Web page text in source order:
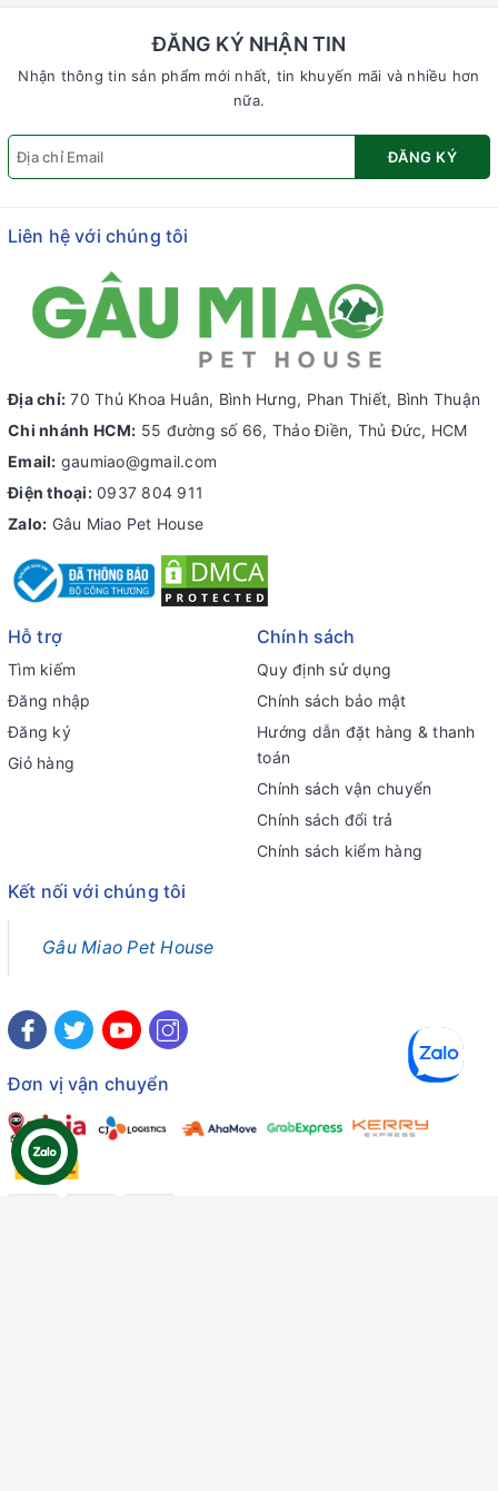
ĐĂNG KÝ NHẬN TIN
Nhận thông tin sản phẩm mới nhất, tin khuyến mãi và nhiều hơn
nữa.
ĐĂNG KÝ
Liên hệ với chúng tôi
Địa chỉ: 70 Thủ Khoa Huân, Bình Hưng, Phan Thiết, Bình Thuận
Chi nhánh HCM: 55 đường số 66, Thảo Điền, Thủ Đức, HCM
Email: gaumiao@gmail.com
Điện thoại: 0937 804 911
Zalo: Gâu Miao Pet House
Hỗ trợ
Tìm kiếm
Đăng nhập
Đăng ký
Giỏ hàng
Chính sách
Quy định sử dụng
Chính sách bảo mật
Hướng dẫn đặt hàng & thanh
toán
Chính sách vận chuyển
Chính sách đổi trả
Chính sách kiểm hàng
Kết nối với chúng tôi
Gâu Miao Pet House
Đơn vị vận chuyển